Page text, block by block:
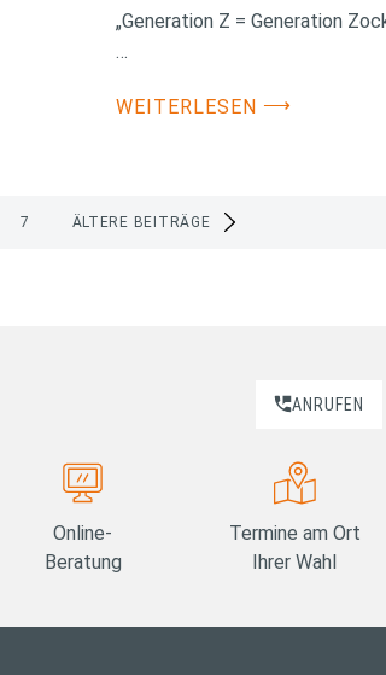
„Generation Z = Generation
…
WEITERLESEN ⟶
7 ÄLTERE BEITRÄGE
ANRUFEN
Online-
Beratung
Termine am Ort
Ihrer Wahl